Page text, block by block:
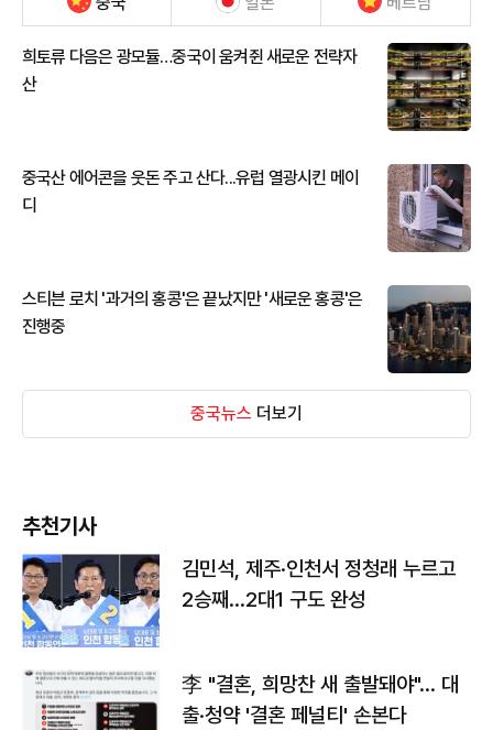
희토류 다음은 광모듈…중국이 움켜쥔 새로운 전략자
산
중국산 에어콘을 웃돈 주고 산다...유럽 열광시킨 메이
디
스티븐 로치 '과거의 홍콩'은 끝났지만 '새로운 홍콩'은
진행중
중국뉴스 더보기
추천기사
김민석, 제주·인천서 정청래 누르고
2승째…2대1 구도 완성
李 "결혼, 희망찬 새 출발돼야"… 대
출·청약 '결혼 페널티' 손본다